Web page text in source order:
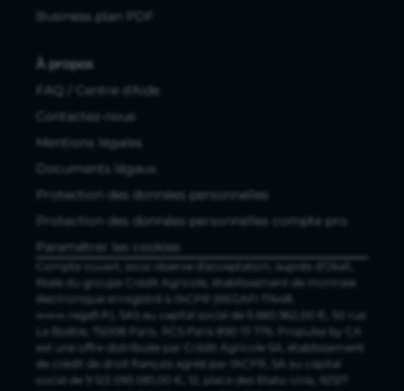
Business plan PDF
À propos
FAQ / Centre d'Aide
Contactez-nous
Mentions légales
Documents légaux
Protection des données personnelles
Protection des données personnelles compte pro
Paramétrer les cookies
Compte ouvert, sous réserve d'acceptation, auprès d'Okali,
filiale du groupe Crédit Agricole, établissement de monnaie
électronique enregistré à l'ACPR (REGAFI 17448,
www.regafi.fr), SAS au capital social de 5.660.962,00 €, 50 rue
La Boétie, 75008 Paris, RCS Paris 890 111 776. Propulse by CA
est une offre distribuée par Crédit Agricole SA, établissement
de crédit de droit français agréé par l'ACPR, SA au capital
social de 9 123 093 081,00 €, 12, place des Etats-Unis, 92127